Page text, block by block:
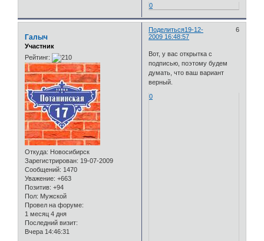
0
Поделиться 6
19-12-
2009 16:48:57
Галыч
Участник
Рейтинг:
Откуда: Новосибирск
Зарегистрирован: 19-07-2009
Сообщений: 1470
Уважение: +663
Позитив: +94
Пол: Мужской
Провел на форуме:
1 месяц 4 дня
Последний визит:
Вчера 14:46:31
Вот, у вас открытка с
подписью, поэтому будем
думать, что ваш вариант
верный.
0